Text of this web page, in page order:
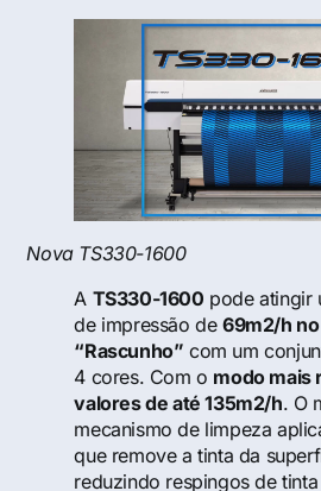
Nova TS330-1600
A TS330-1600 pode atingir
de impressão de69m2/h
“Rascunho” com um
4 cores. Com o modo mais
valores de até 135m2/h. O
mecanismo de limpeza
que remove a tinta da
reduzindo respingos de